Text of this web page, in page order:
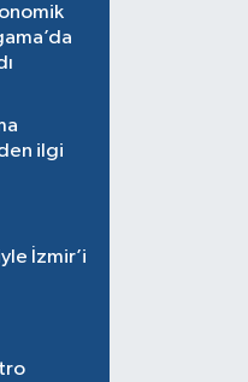
ilgi
İzmir’i